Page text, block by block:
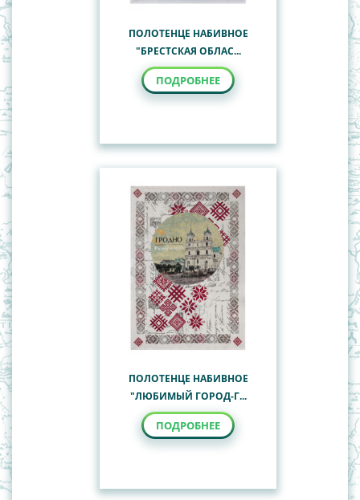
ПОЛОТЕНЦЕ НАБИВНОЕ
"БРЕСТСКАЯ ОБЛАС...
ПОДРОБНЕЕ
ПОЛОТЕНЦЕ НАБИВНОЕ
"ЛЮБИМЫЙ ГОРОД-Г...
ПОДРОБНЕЕ